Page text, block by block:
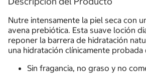
Nutre intensamente la piel seca con
avena prebiótica. Esta suave loción
reponer la barrera de hidratación
una hidratación clínicamente probada
Sin fragancia, no graso y no